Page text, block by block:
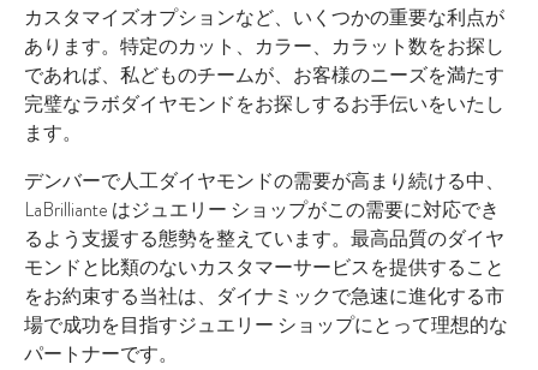
カスタマイズオプションなど、いくつかの重要な利点が
あります。特定のカット、カラー、カラット数をお探し
であれば、私どものチームが、お客様のニーズを満たす
完璧なラボダイヤモンドをお探しするお手伝いをいたし
ます。
デンバーで人工ダイヤモンドの需要が高まり続ける中、
LaBrilliante はジュエリー ショップがこの需要に対応でき
るよう支援する態勢を整えています。最高品質のダイヤ
モンドと比類のないカスタマーサービスを提供すること
をお約束する当社は、ダイナミックで急速に進化する市
場で成功を目指すジュエリー ショップにとって理想的な
パートナーです。